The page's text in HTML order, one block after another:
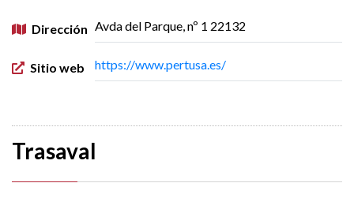
Dirección Avda del Parque, nº 1 22132
Sitio web https://www.pertusa.es/
Trasaval